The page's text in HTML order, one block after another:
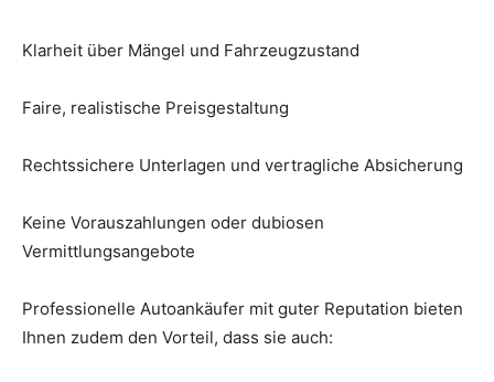
Klarheit über Mängel und Fahrzeugzustand
Faire, realistische Preisgestaltung
Rechtssichere Unterlagen und vertragliche Absicherung
Keine Vorauszahlungen oder dubiosen
Vermittlungsangebote
Professionelle Autoankäufer mit guter Reputation bieten
Ihnen zudem den Vorteil, dass sie auch: